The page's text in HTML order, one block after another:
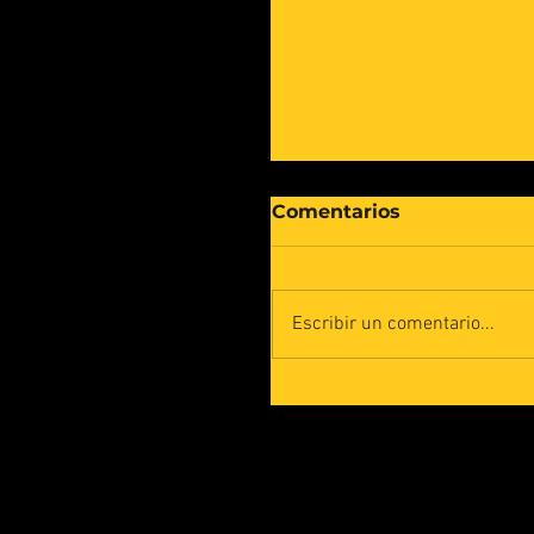
en la X Edición de los
Comentarios
Escribir un comentario...